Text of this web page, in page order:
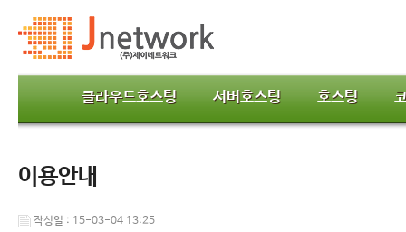
클라우드호스팅 서버호스팅 호스팅
이용안내
작성일 : 15-03-04 13:25